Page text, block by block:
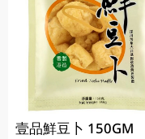
壹品鮮豆卜 150GM